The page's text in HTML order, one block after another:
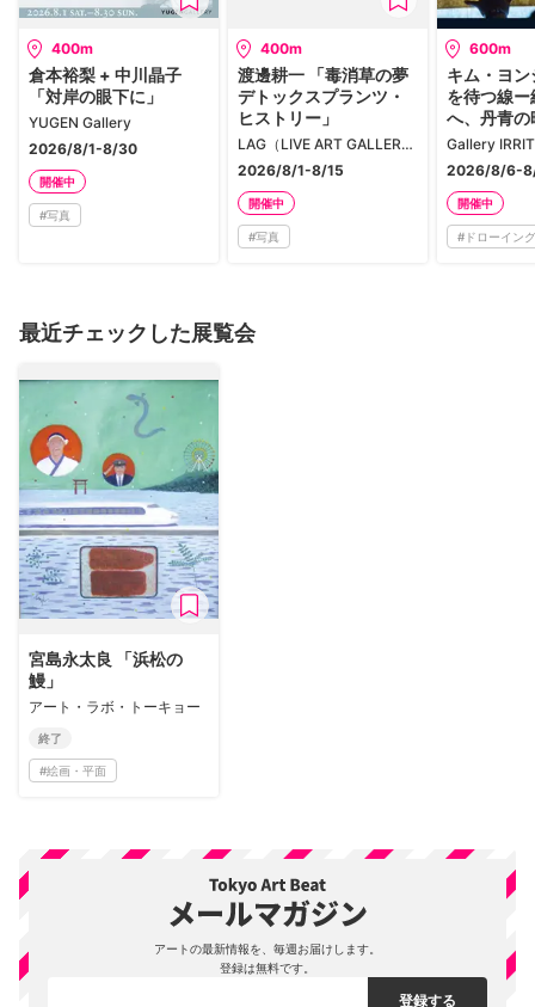
400m
倉本裕梨 + 中川晶子
「対岸の眼下に」
YUGEN Gallery
2026/8/1-8/30
開催中
#写真
400m
渡邊耕一 「毒消草の夢
デトックスプランツ・
ヒストリー」
LAG（LIVE ART GALLERY）
2026/8/1-8/15
開催中
#写真
600m
キム・ヨ
を待つ線
へ、丹青の
2026/8/6-
開催中
# ドローイング
最近チェックした展覧会
宮島永太良 「浜松の
鰻」
アート・ラボ・トーキョー
終了
#絵画・平面
アートの最新情報を、毎週お届けします。
登録は無料です。